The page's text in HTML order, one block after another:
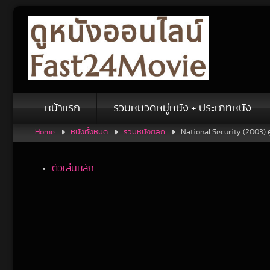
content
หน้าแรก รวมหมวดหมู่หนัง + ประเภทหนัง
Home หนังทั้งหมด รวมหนังตลก National Security (2003)
ตัวเล่นหลัก